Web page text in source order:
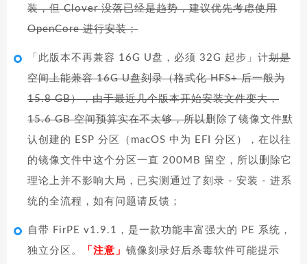
装，但 Clover 没落已经是趋势，建议优先考虑使用
OpenCore 进行安装；
「此版本不再兼容 16G U盘，必须 32G 起步」计划是
空间上能兼容 16G U盘刻录（格式化 HFS+ 后一般为
15.8 GB），由于最近几个版本开始安装文件变大，
15.6 GB 空间预算实在不太够，所以删除了镜像文件默
认创建的 ESP 分区（macOS 中为 EFI 分区），在以往
的镜像文件中这个分区一直 200MB 留空，所以删除它
理论上并不影响大局，已实测通过了刻录 - 安装 - 进系
统的全流程，如有问题请反馈；
自带 FirPE v1.9.1，是一款功能丰富强大的 PE 系统，
独立分区。
「注意」 镜像刻录好后杀毒软件可能提示